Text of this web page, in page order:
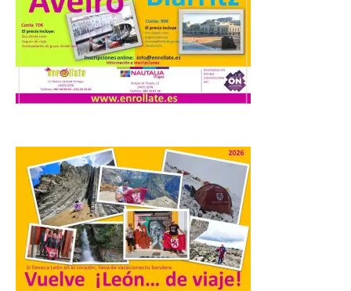
7 Ago 2026
Los materiales ya pueden
recogerse gratuitamente
en la Oficina de
Información Turística de
práctica con recomendaciones
elaboradas por especialistas para
observar el eclipse con seguridad León, 7
de agosto de 2026. La programación […]
Laciana comienza su
programación para
disfrutar el eclipse total